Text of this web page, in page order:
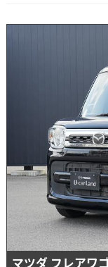
マツダ フレアワ